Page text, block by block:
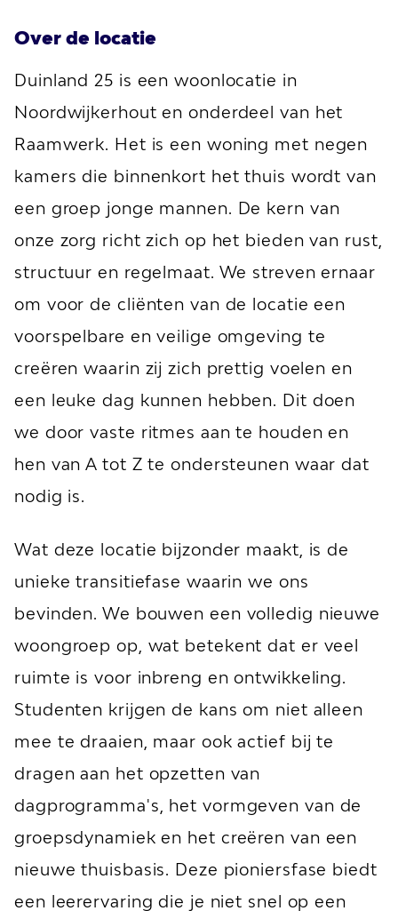
Over de locatie
Duinland 25 is een woonlocatie in
Noordwijkerhout en onderdeel van het
Raamwerk. Het is een woning met negen
kamers die binnenkort het thuis wordt van
een groep jonge mannen. De kern van
onze zorg richt zich op het bieden van rust,
structuur en regelmaat. We streven ernaar
om voor de cliënten van de locatie een
voorspelbare en veilige omgeving te
creëren waarin zij zich prettig voelen en
een leuke dag kunnen hebben. Dit doen
we door vaste ritmes aan te houden en
hen van A tot Z te ondersteunen waar dat
nodig is.
Wat deze locatie bijzonder maakt, is de
unieke transitiefase waarin we ons
bevinden. We bouwen een volledig nieuwe
woongroep op, wat betekent dat er veel
ruimte is voor inbreng en ontwikkeling.
Studenten krijgen de kans om niet alleen
mee te draaien, maar ook actief bij te
dragen aan het opzetten van
dagprogramma's, het vormgeven van de
groepsdynamiek en het creëren van een
nieuwe thuisbasis. Deze pioniersfase biedt
een leerervaring die je niet snel op een